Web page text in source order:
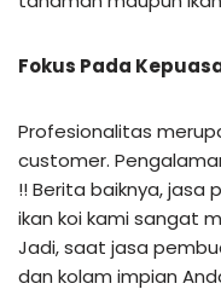
Fokus Pada
Profesionalitas
customer.
!! Berita baiknya,
ikan koi kami sangat
Jadi, saat jasa
dan kolam impian